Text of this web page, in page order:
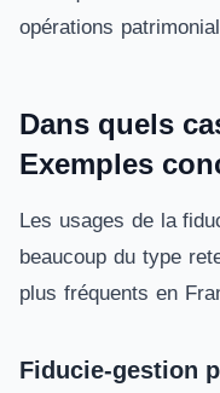
opérations
Dans quels
Exemples
Les usages de la
beaucoup du type
plus fréquents en
Fiducie-gestion